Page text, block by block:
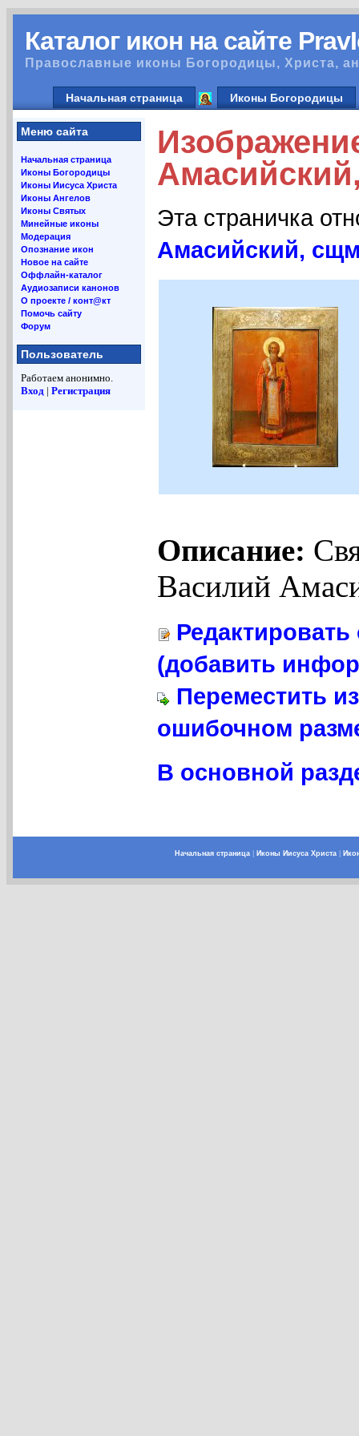
Каталог икон на сайте
Православные иконы Богородицы, Христа,
Начальная страница Иконы Богородицы
Меню сайта
Начальная страница
Иконы Богородицы
Иконы Иисуса Христа
Иконы Ангелов
Иконы Святых
Минейные иконы
Модерация
Опознание икон
Новое на сайте
Оффлайн-каталог
Аудиозаписи канонов
О проекте / конт@кт
Помочь сайту
Форум
Пользователь
Работаем анонимно.
Вход | Регистрация
Эта страничка
Амасийский,
Описание:
Василий
(добавить
Переместить
ошибочном
В основной
Начальная страница| Иконы Иисуса Христа|